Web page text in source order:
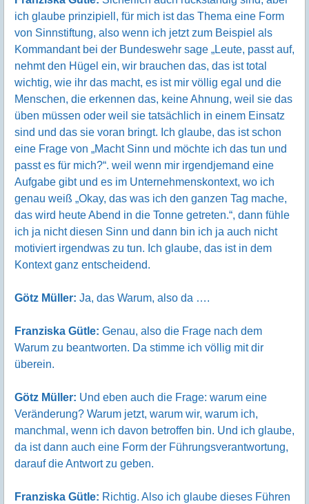
ich glaube prinzipiell, für mich ist das Thema eine Form
von Sinnstiftung, also wenn ich jetzt zum Beispiel als
Kommandant bei der Bundeswehr sage „Leute, passt auf,
nehmt den Hügel ein, wir brauchen das, das ist total
wichtig, wie ihr das macht, es ist mir völlig egal und die
Menschen, die erkennen das, keine Ahnung, weil sie das
üben müssen oder weil sie tatsächlich in einem Einsatz
sind und das sie voran bringt. Ich glaube, das ist schon
eine Frage von „Macht Sinn und möchte ich das tun und
passt es für mich?“. weil wenn mir irgendjemand eine
Aufgabe gibt und es im Unternehmenskontext, wo ich
genau weiß „Okay, das was ich den ganzen Tag mache,
das wird heute Abend in die Tonne getreten.“, dann fühle
ich ja nicht diesen Sinn und dann bin ich ja auch nicht
motiviert irgendwas zu tun. Ich glaube, das ist in dem
Kontext ganz entscheidend.
Götz Müller: Ja, das Warum, also da ….
Franziska Gütle: Genau, also die Frage nach dem
Warum zu beantworten. Da stimme ich völlig mit dir
überein.
Götz Müller: Und eben auch die Frage: warum eine
Veränderung? Warum jetzt, warum wir, warum ich,
manchmal, wenn ich davon betroffen bin. Und ich glaube,
da ist dann auch eine Form der Führungsverantwortung,
darauf die Antwort zu geben.
Franziska Gütle: Richtig. Also ich glaube dieses Führen